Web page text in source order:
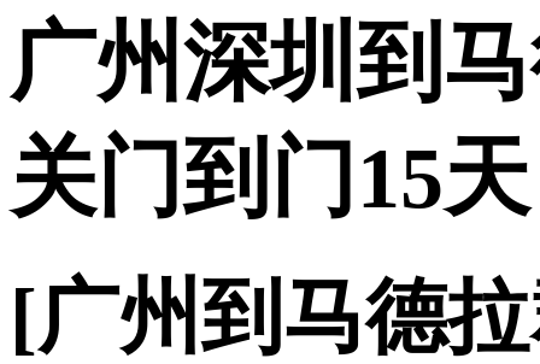
广州深圳到
关门到门15天
[广州到马德